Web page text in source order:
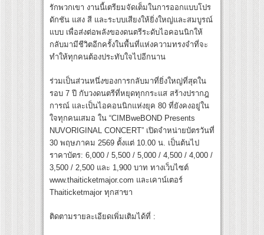
รักพวกเขา งานนี้เตรียมจัดเต็มในการออกแบบโปร
ดักชัน แสง สี และระบบเสียงให้ยิ่งใหญ่และสมบูรณ์
แบบ เพื่อส่งต่อพลังของดนตรีระดับไอคอนนิกให้
กลับมามีชีวิตอีกครั้งในพื้นที่แห่งความทรงจำที่จะ
ทำให้ทุกคนต้องประทับใจไปอีกนาน
ร่วมเป็นส่วนหนึ่งของการกลับมาที่ยิ่งใหญ่ที่สุดใน
รอบ 7 ปี กับวงดนตรีที่หยุดทุกกระแส สร้างปรากฎ
การณ์ และเป็นไอคอนนิกแห่งยุค 80 ที่ยังคงอยู่ใน
ใจทุกคนเสมอ ใน “CIMBweBOND Presents
NUVORIGINAL CONCERT” เปิดจำหน่ายบัตรวันที่
30 พฤษภาคม 2569 ตั้งแต่ 10.00 น. เป็นต้นไป
ราคาบัตร: 6,000 / 5,500 / 5,000 / 4,500 / 4,000 /
3,500 / 2,500 และ 1,900 บาท ทางเว็บไซต์
www.thaiticketmajor.com และเคาน์เตอร์
Thaiticketmajor ทุกสาขา
ติดตามรายละเอียดเพิ่มเติมได้ที่ :